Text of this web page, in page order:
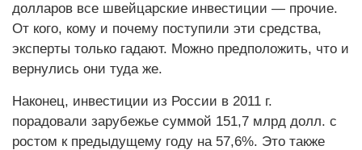
долларов все швейцарские инвестиции — прочие.
От кого, кому и почему поступили эти средства,
эксперты только гадают. Можно предположить, что и
вернулись они туда же.
Наконец, инвестиции из России в 2011 г.
порадовали зарубежье суммой 151,7 млрд долл. с
ростом к предыдущему году на 57,6%. Это также